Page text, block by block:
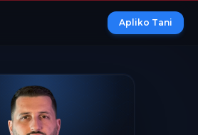
Apliko Tani